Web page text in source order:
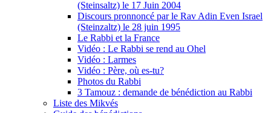
(Steinsaltz) le 17 Juin 2004
Discours pronnoncé par le Rav Adin Even Israel
(Steinzaltz) le 28 juin 1995
Le Rabbi et la France
Vidéo : Le Rabbi se rend au Ohel
Vidéo : Larmes
Vidéo : Père, où es-tu?
Photos du Rabbi
3 Tamouz : demande de bénédiction au Rabbi
Liste des Mikvés